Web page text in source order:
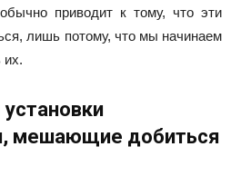
приводит к тому, что эти
лишь потому, что мы начинаем
их.
мешающие добиться